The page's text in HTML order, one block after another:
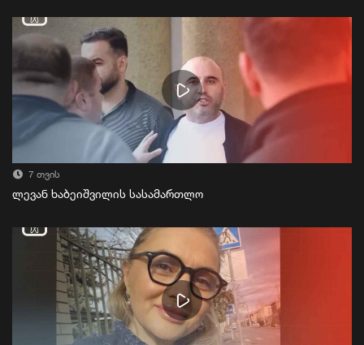
7 თვის
ლევან ხაბეიშვილის სასამართლო